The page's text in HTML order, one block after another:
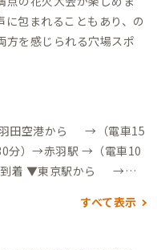
包まれることもあり、の
方を感じられる穴場スポ
分）→赤羽駅 →（電車10
ら →
すべて表示